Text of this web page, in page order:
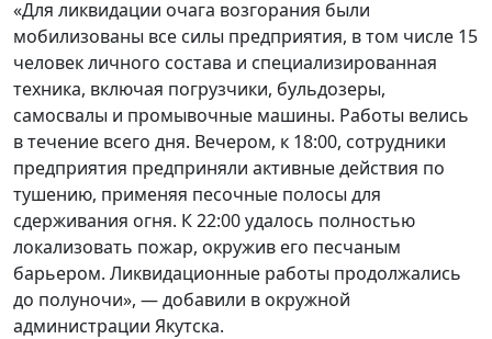
«Для ликвидации очага возгорания были
мобилизованы все силы предприятия, в том числе 15
человек личного состава и специализированная
техника, включая погрузчики, бульдозеры,
самосвалы и промывочные машины. Работы велись
в течение всего дня. Вечером, к 18:00, сотрудники
предприятия предприняли активные действия по
тушению, применяя песочные полосы для
сдерживания огня. К 22:00 удалось полностью
локализовать пожар, окружив его песчаным
барьером. Ликвидационные работы продолжались
до полуночи», — добавили в окружной
администрации Якутска.